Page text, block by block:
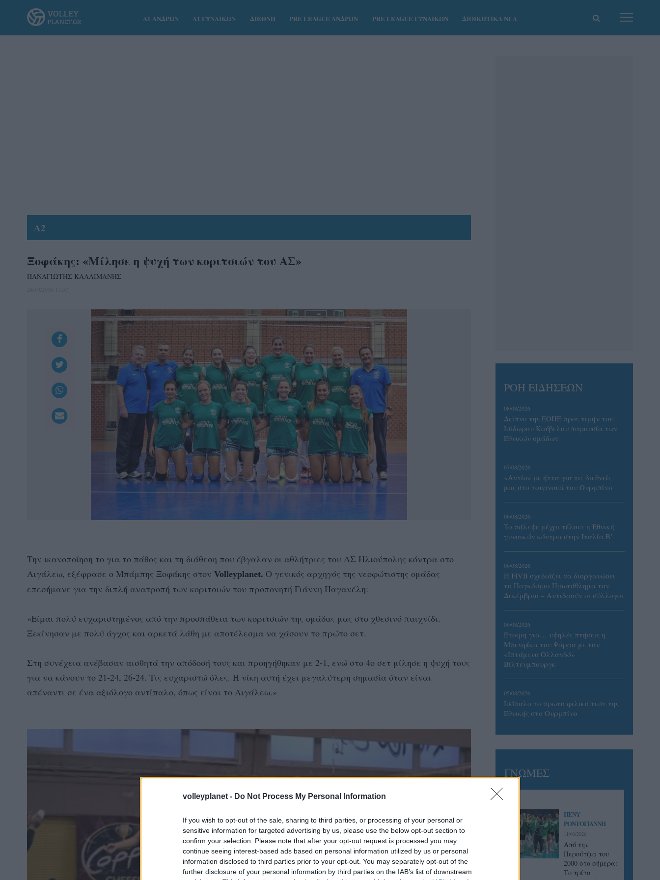
volleyplanet - Do Not Process My Personal Information
If you wish to opt-out of the sale, sharing to third parties, or processing of your personal or
sensitive information for targeted advertising by us, please use the below opt-out section to
confirm your selection. Please note that after your opt-out request is processed you may
continue seeing interest-based ads based on personal information utilized by us or personal
information disclosed to third parties prior to your opt-out. You may separately opt-out of the
further disclosure of your personal information by third parties on the IAB’s list of downstream
Α1 ΑΝΔΡΩΝ Α1 ΓΥΝΑΙΚΩΝ ΔΙΕΘΝΗ PRE LEAGUE ΑΝΔΡΩΝ PRE LEAGUE ΓΥΝΑΙΚΩΝ ΔΙΟΙΚΗΤΙΚΑ ΝΕΑ
A2
Ξοφάκης: «Μίλησε η ψυχή των κοριτσιών του ΑΣ»
ΠΑΝΑΓΙΩΤΗΣ ΚΑΛΛΙΜΑΝΗΣ
Την ικανοποίηση το για το πάθος και τη διάθεση που έβγαλαν οι αθλήτριες του ΑΣ Ηλιούπολης κόντρα στο
Αιγάλεω, εξέφρασε ο Μπάμπης Ξοφάκης στον Volleyplanet. Ο γενικός αρχηγός της νεοφώτιστης ομάδας
επεσήμανε για την διπλή ανατροπή των κοριτσιών του προπονητή Γιάννη Παγανέλη:
«Είμαι πολύ ευχαριστημένος από την προσπάθεια των κοριτσιών της ομάδας μας στο χθεσινό παιχνίδι.
Ξεκίνησαν με πολύ άγχος και αρκετά λάθη με αποτέλεσμα να χάσουν το πρώτο σετ.
Στη συνέχεια ανέβασαν αισθητά την απόδοσή τους και προηγήθηκαν με 2-1, ενώ στο 4ο σετ μίλησε η ψυχή τους
για να κάνουν το 21-24, 26-24. Τις ευχαριστώ όλες. Η νίκη αυτή έχει μεγαλύτερη σημασία όταν είναι
απέναντι σε ένα αξιόλογο αντίπαλο, όπως είναι το Αιγάλεω.»
ΡΟΗ ΕΙΔΗΣΕΩΝ
08/08/2026
Δείπνο της ΕΟΠΕ προς τιμήν του
Ισίδωρου Κούβελου παρουσία των
Εθνικών ομάδων
07/08/2026
«Αντίο» με ήττα για τις διεθνείς
μας στο τουρνουά του Ουρμπίνο
06/08/2026
Το πάλεψε μέχρι τέλους η Εθνική
γυναικών κόντρα στην Ιταλία Β’
06/08/2026
Η FIVB σχεδιάζει να διοργανώσει
το Παγκόσμιο Πρωτάθλημα τον
Δεκέμβριο – Αντιδρούν οι σύλλογοι
06/08/2026
Έτοιμη για… υψηλές πτήσεις η
Μπενφίκα του Ψάρρα με τον
«Ιπτάμενο Ολλανδό»
Βίλτενμπουργκ
05/08/2026
Ισόπαλο το πρωτο φιλικό τεστ της
Εθνικής στο Ουρμπίνο
ΓΝΩΜΕΣ
ΠΕΝΥ
ΡΟΝΤΟΓΙΑΝΝΗ
11/03/2026
Από την
Περούτζια του
2000 στο σήμερα:
Tο τρίτο